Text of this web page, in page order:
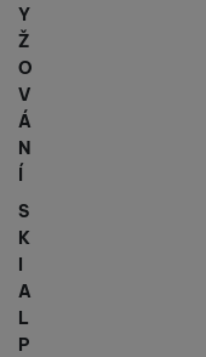
Y
Ž
O
V
Á
N
Í
S
K
I
A
L
P